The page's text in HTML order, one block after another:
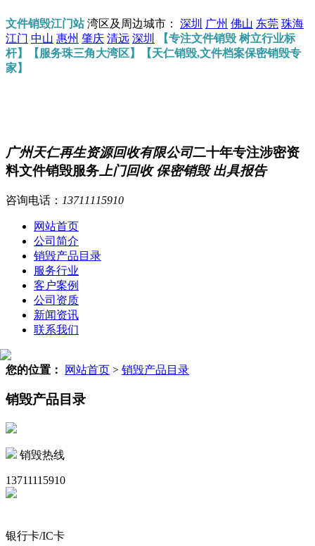
文件销毁江门站湾区及周边城市： 深圳 广州 佛山 东莞 珠海
江门 中山 惠州 肇庆 清远 深圳
【专注文件销毁 树立行业标
杆】【服务珠三角大湾区】【天仁销毁,文件档案保密销毁专
家】
广州天仁再生资源回收有限公司二十年专注涉密资
料文件销毁服务 上门回收 保密销毁 出具报告
咨询电话： 13711115910
网站首页
公司简介
销毁产品目录
服务行业
客户案例
公司资质
新闻资讯
联系我们
您的位置： 网站首页 > 销毁产品目录
销毁产品目录
销毁热线
13711115910
银行卡/IC卡